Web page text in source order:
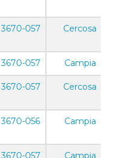
3670-057 Cercosa
3670-057 Campia
3670-057 Cercosa
3670-056 Campia
3670-057 Campia